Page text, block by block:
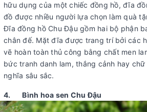
hữu dụng của một chiếc đồng hồ, đĩa
đồ được nhiều người lựa chọn làm quà
Đĩa đồng hồ Chu Đậu gồm hai bộ phận
chân đế. Mặt đĩa được trang trí bởi các
vẽ hoàn toàn thủ công bằng chất men
bức tranh danh lam, thắng cảnh hay
nghĩa sâu sắc.
4. Bình hoa sen Chu Đậu